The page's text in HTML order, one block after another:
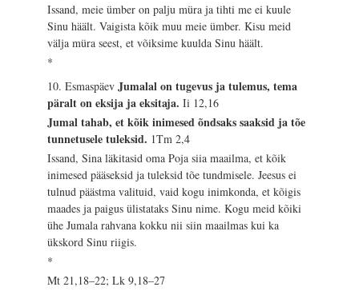
Issand, meie ümber on palju müra ja tihti me ei kuule
Sinu häält. Vaigista kõik muu meie ümber. Kisu meid
välja müra seest, et võiksime kuulda Sinu häält.
*
10. EsmaspäevJumalal on tugevus ja tulemus, tema
päralt on eksija ja eksitaja.Ii 12,16
Jumal tahab, et kõik inimesed õndsaks saaksid ja tõe
tunnetusele tuleksid. 1Tm 2,4
Issand, Sina läkitasid oma Poja siia maailma, et kõik
inimesed pääseksid ja tuleksid tõe tundmisele. Jeesus ei
tulnud päästma valituid, vaid kogu inimkonda, et kõigis
maades ja paigus ülistataks Sinu nime. Kogu meid kõiki
ühe Jumala rahvana kokku nii siin maailmas kui ka
ükskord Sinu riigis.
*
Mt 21,18–22; Lk 9,18–27